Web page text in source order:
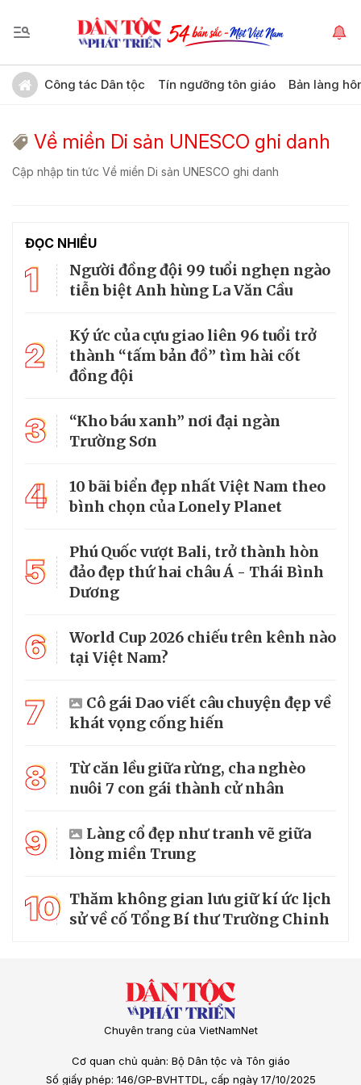
Công tác Dân tộc Tín ngưỡng tôn giáo Bản làng
Về miền Di sản UNESCO ghi danh
Cập nhập tin tức Về miền Di sản UNESCO ghi danh
ĐỌC NHIỀU
1
Người đồng đội 99 tuổi nghẹn ngào
tiễn biệt Anh hùng La Văn Cầu
2
Ký ức của cựu giao liên 96 tuổi trở
thành “tấm bản đồ” tìm hài cốt
đồng đội
3
“Kho báu xanh” nơi đại ngàn
Trường Sơn
4
10 bãi biển đẹp nhất Việt Nam theo
bình chọn của Lonely Planet
5
Phú Quốc vượt Bali, trở thành hòn
đảo đẹp thứ hai châu Á - Thái Bình
Dương
6
World Cup 2026 chiếu trên kênh nào
tại Việt Nam?
7
Cô gái Dao viết câu chuyện đẹp về
khát vọng cống hiến
8
Từ căn lều giữa rừng, cha nghèo
nuôi 7 con gái thành cử nhân
9
Làng cổ đẹp như tranh vẽ giữa
lòng miền Trung
10 Thăm không gian lưu giữ kí ức lịch
sử về cố Tổng Bí thư Trường Chinh
Chuyên trang của VietNamNet
Cơ quan chủ quản: Bộ Dân tộc và Tôn giáo
Số giấy phép: 146/GP-BVHTTDL, cấp ngày 17/10/2025